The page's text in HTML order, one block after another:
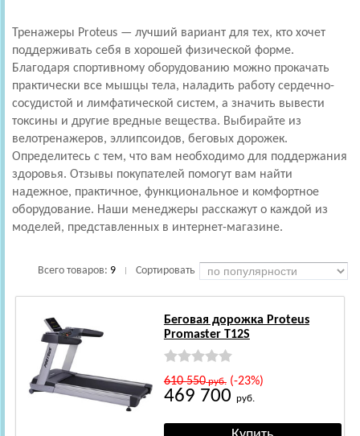
Тренажеры Proteus — лучший вариант для тех, кто хочет
поддерживать себя в хорошей физической форме.
Благодаря спортивному оборудованию можно прокачать
практически все мышцы тела, наладить работу сердечно-
сосудистой и лимфатической систем, а значить вывести
токсины и другие вредные вещества. Выбирайте из
велотренажеров, эллипсоидов, беговых дорожек.
Определитесь с тем, что вам необходимо для поддержания
здоровья. Отзывы покупателей помогут вам найти
надежное, практичное, функциональное и комфортное
оборудование. Наши менеджеры расскажут о каждой из
моделей, представленных в интернет-магазине.
Всего товаров: 9 Сортировать
Беговая дорожка Proteus
Promaster T12S
610 550руб.(-23%)
469 700 руб.